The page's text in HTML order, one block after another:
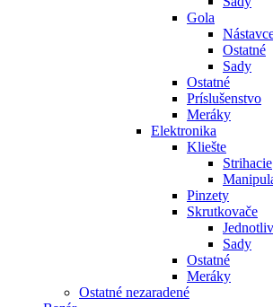
Gola
Ostatné
Sady
Ostatné
Príslušenstvo
Meráky
Elektronika
Kliešte
Strihacie
Pinzety
Skrutkovače
Sady
Ostatné
Meráky
Ostatné nezaradené